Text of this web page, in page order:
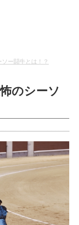
ー闘牛とは！？
のシーソ